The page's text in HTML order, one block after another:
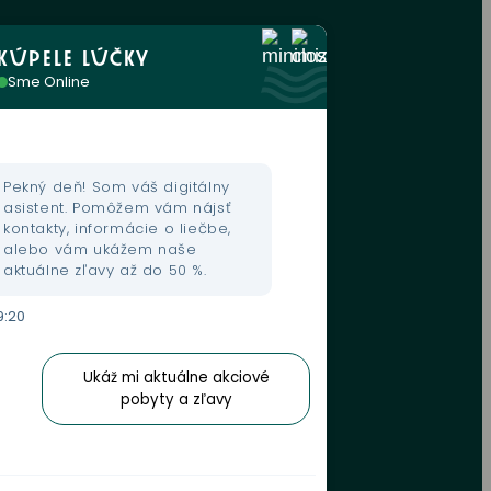
LÚČKY
Sme Online
Pekný deň! Som váš digitálny
asistent. Pomôžem vám nájsť
kontakty, informácie o liečbe,
alebo vám ukážem naše
aktuálne zľavy až do 50 %.
Ukáž mi aktuálne akciové
pobyty a zľavy